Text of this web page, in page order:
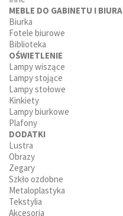
MEBLE DO GABINETU I BIURA
Biurka
Fotele biurowe
Biblioteka
OŚWIETLENIE
Lampy wiszące
Lampy stojące
Lampy stołowe
Kinkiety
Lampy biurkowe
Plafony
DODATKI
Lustra
Obrazy
Zegary
Szkło ozdobne
Metaloplastyka
Tekstylia
Akcesoria